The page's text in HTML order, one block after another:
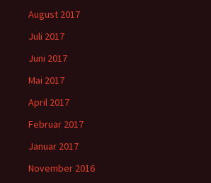
August 2017
Juli 2017
Juni 2017
Mai 2017
April 2017
Februar 2017
Januar 2017
November 2016